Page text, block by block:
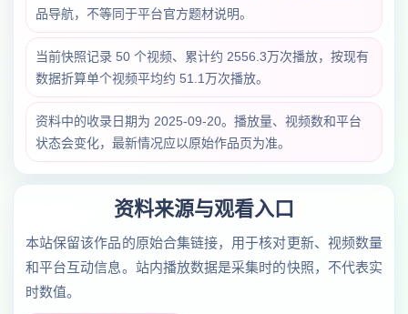
品导航，不等同于平台官方题材说明。
当前快照记录 50 个视频、累计约 2556.3万次播放，按现有
数据折算单个视频平均约 51.1万次播放。
资料中的收录日期为 2025-09-20。播放量、视频数和平台
状态会变化，最新情况应以原始作品页为准。
资料来源与观看入口
本站保留该作品的原始合集链接，用于核对更新、视频数量
和平台互动信息。站内播放数据是采集时的快照，不代表实
时数值。